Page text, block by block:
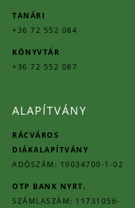
TANÁRI
+36 72 552 084
KÖNYVTÁR
+36 72 552 087
ALAPÍTVÁNY
RÁCVÁROS
DIÁKALAPÍTVÁNY
ADÓSZÁM: 19034700-1-02
OTP BANK NYRT.
SZÁMLASZÁM: 11731056-